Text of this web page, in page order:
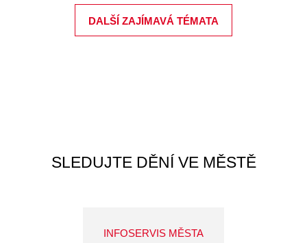
DALŠÍ ZAJÍMAVÁ TÉMATA
SLEDUJTE DĚNÍ VE MĚSTĚ
INFOSERVIS MĚSTA